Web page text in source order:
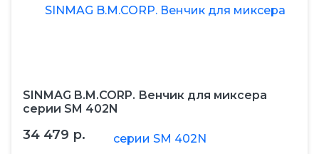
SINMAG B.M.CORP. Венчик для миксера
серии SM 402N
34 479 р.